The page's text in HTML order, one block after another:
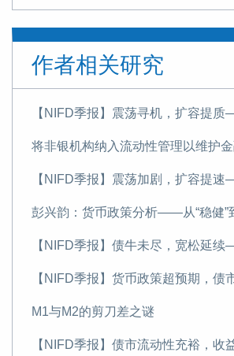
作者相关研究
将非银机构纳入流动性管理以维护
彭兴韵：货币政策分析——从“稳健”
M1与M2的剪刀差之谜